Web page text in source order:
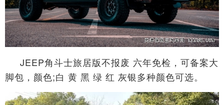
JEEP角斗士旅居版不报废 六年免检，可备案大
脚包，颜色;白 黄 黑 绿 红 灰银多种颜色可选。